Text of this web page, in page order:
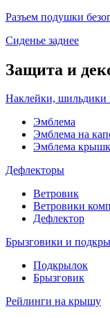
Разъем подушки
Сиденье заднее
Защита и
Наклейки, шильдики
Эмблема
Эмблема на
Эмблема
Дефлекторы
Ветровик
Ветровики
Дефлектор
Брызговики и
Подкрылок
Брызговик
Рейлинги на крышу